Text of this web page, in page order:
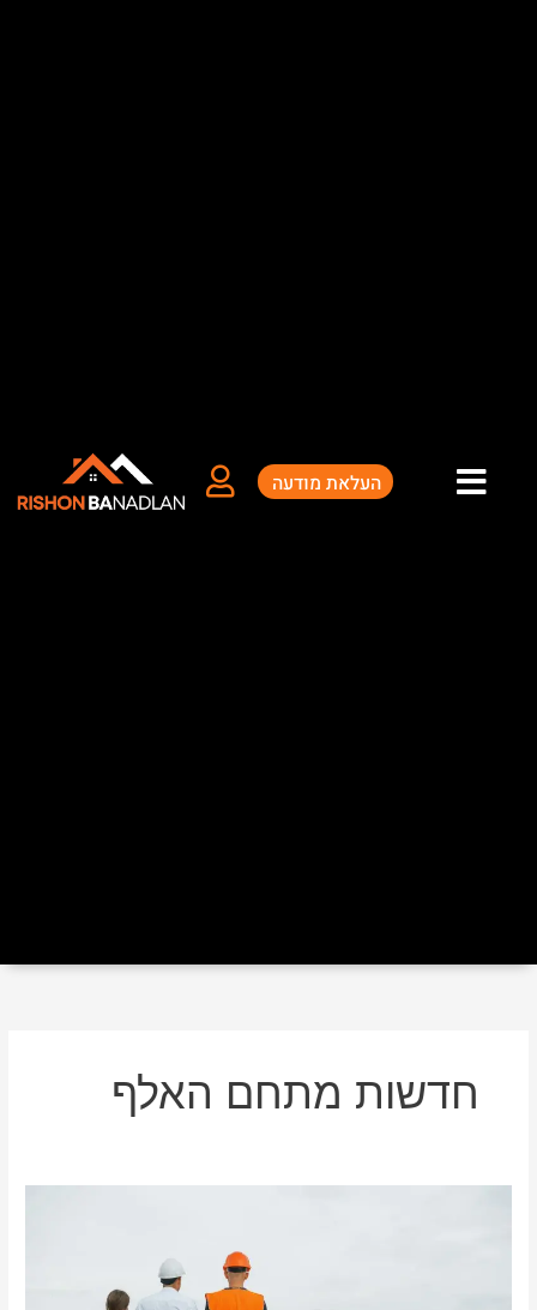
העלאת מודעה
חדשות מתחם האלף